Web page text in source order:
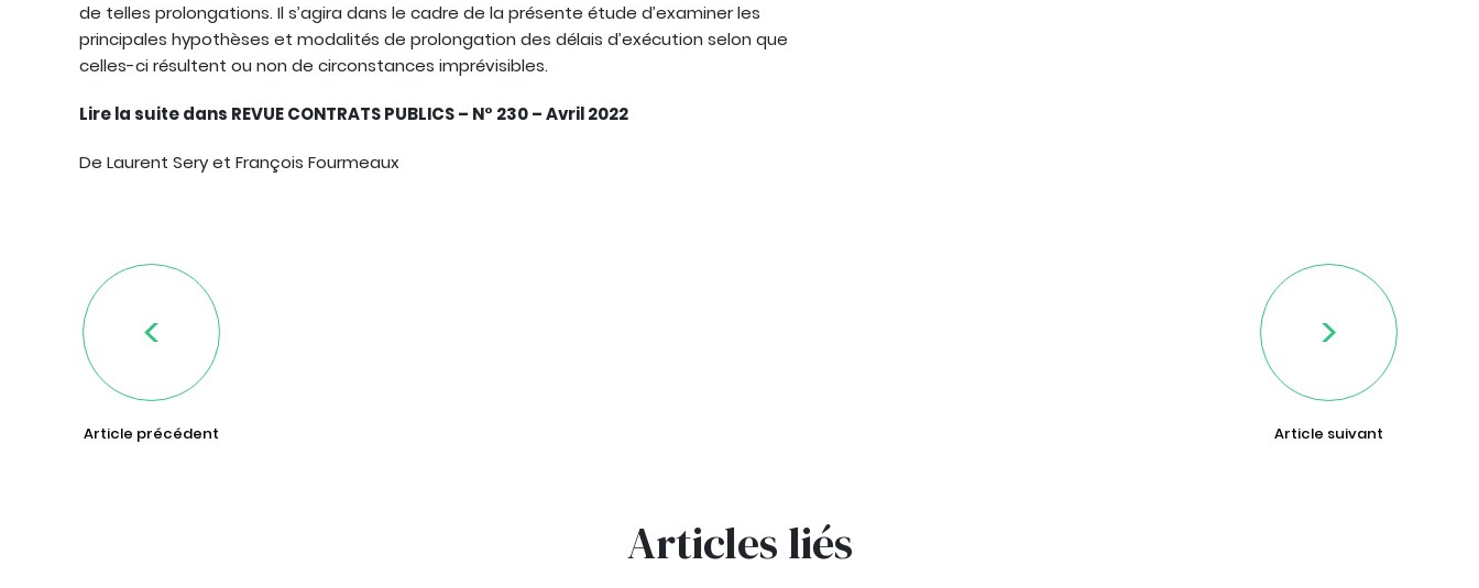
de telles prolongations. Il s’agira dans le cadre de la présente étude d’examiner les
principales hypothèses et modalités de prolongation des délais d’exécution selon que
celles-ci résultent ou non de circonstances imprévisibles.
Lire la suite dans REVUE CONTRATS PUBLICS – N° 230 – Avril 2022
De Laurent Sery et François Fourmeaux
Articles liés